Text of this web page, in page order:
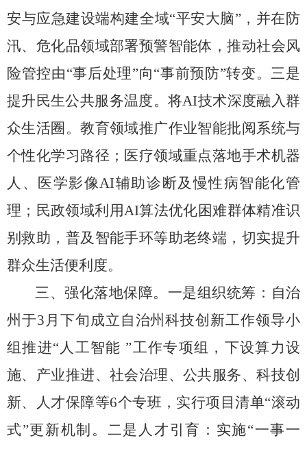
安与应急建设端构建全域“平安大脑”，并在防
汛、危化品领域部署预警智能体，推动社会风
险管控由“事后处理”向“事前预防”转变。三是
提升民生公共服务温度。将AI技术深度融入群
众生活圈。教育领域推广作业智能批阅系统与
个性化学习路径； 医疗领域重点落地手术机器
人、
医学影像 AI辅助诊断及慢性病智能化管
理；民政领域利用 AI算法优化困难群体精准识
别救助， 普及智能手环等助老终端， 切实提升
群众生活便利度。
三、强化落地保障。 一是组织统筹： 自治
州于3 月下旬成立自治州科技创新工作领导小
组推进“ 人工智能 ”工作专项组， 下设算力设
施、 产业推进、 社会治理、公共服务、科技创
新、
人才保障等6个专班 ，实行项目清单“滚动
式”更新机制。 二是 人才引育：实施“一事一